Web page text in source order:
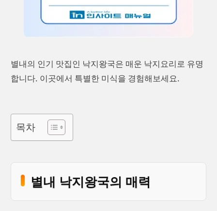
별내의 인기 맛집인 낙지왕국은 매운 낙지요리로 유명
합니다. 이곳에서 특별한 미식을 경험해보세요.
목차
별내 낙지왕국의 매력